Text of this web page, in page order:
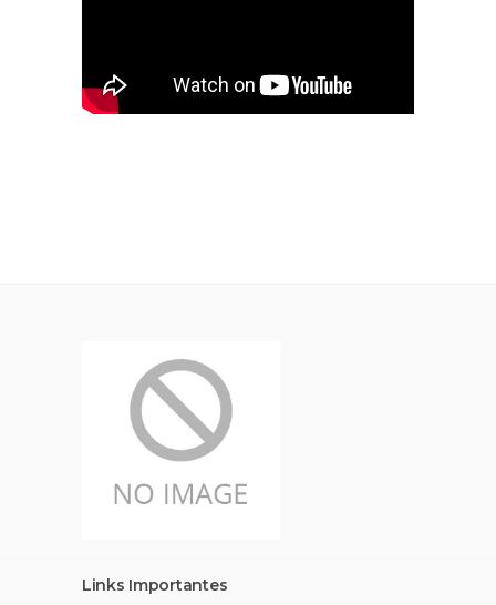
Links Importantes